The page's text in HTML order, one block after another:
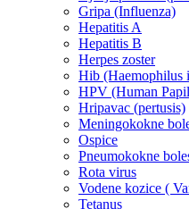
Gripa (Influenza)
Hepatitis A
Hepatitis B
Herpes zoster
Hib (Haemophilus
HPV (Human
Hripavac (pertusis)
Meningokokne
Ospice
Pneumokokne
Rota virus
Vodene kozice (
Tetanus